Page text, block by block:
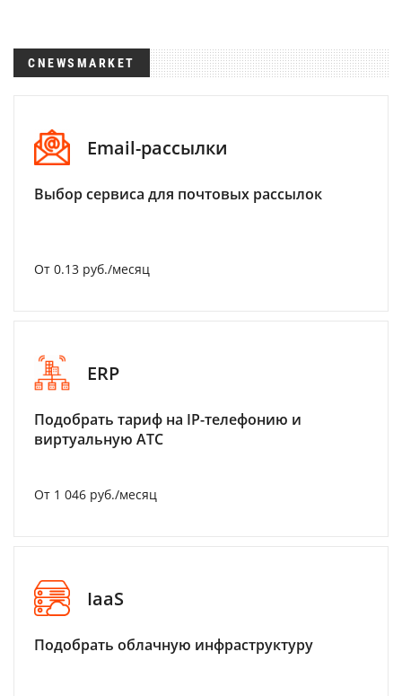
CNEWSMARKET
Email-рассылки
Выбор сервиса для почтовых рассылок
От 0.13 руб./месяц
ERP
Подобрать тариф на IP-телефонию и
виртуальную АТС
От 1 046 руб./месяц
IaaS
Подобрать облачную инфраструктуру